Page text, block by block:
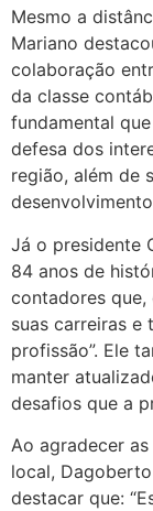
Mesmo a
Mariano
colaboração
da classe
fundamental
defesa dos
região, além de
Já o presidente
84 anos de
contadores
suas carreiras e
profissão”. Ele
manter
desafios que a
Ao agradecer
local,
destacar que: